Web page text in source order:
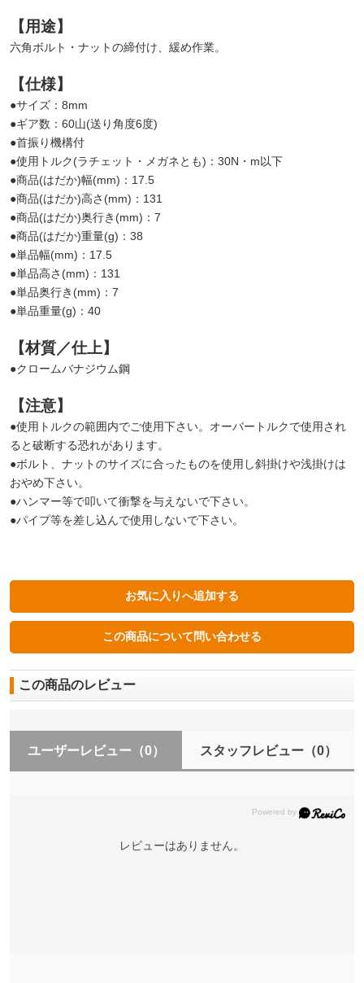
【用途】
六角ボルト・ナットの締付け、緩め作業。
【仕様】
●サイズ：8mm
●ギア数：60山(送り角度6度)
●首振り機構付
●使用トルク(ラチェット・メガネとも)：30N・m以下
●商品(はだか)幅(mm)：17.5
●商品(はだか)高さ(mm)：131
●商品(はだか)奥行き(mm)：7
●商品(はだか)重量(g)：38
●単品幅(mm)：17.5
●単品高さ(mm)：131
●単品奥行き(mm)：7
●単品重量(g)：40
【材質／仕上】
●クロームバナジウム鋼
【注意】
●使用トルクの範囲内でご使用下さい。オーバートルクで使用され
ると破断する恐れがあります。
●ボルト、ナットのサイズに合ったものを使用し斜掛けや浅掛けは
おやめ下さい。
●ハンマー等で叩いて衝撃を与えないで下さい。
●パイプ等を差し込んで使用しないで下さい。
この商品のレビュー
ユーザーレビュー （0） スタッフレビュー（0）
レビューはありません。